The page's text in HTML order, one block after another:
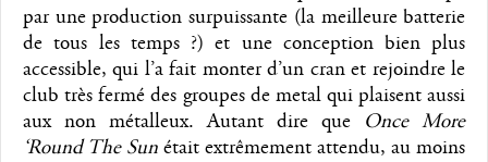
par une production surpuissante (la meilleure batterie
de tous les temps ?) et une conception bien plus
accessible, qui l’a fait monter d’un cran et rejoindre le
club très fermé des groupes de metal qui plaisent aussi
aux non métalleux. Autant dire que Once More
‘Round The Sun était extrêmement attendu, au moins